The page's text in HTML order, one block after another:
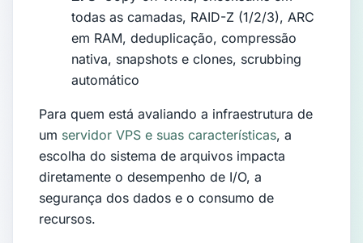
todas as camadas, RAID-Z (1/2/3), ARC
em RAM, deduplicação, compressão
nativa, snapshots e clones, scrubbing
automático
Para quem está avaliando a infraestrutura de
um servidor VPS e suas características, a
escolha do sistema de arquivos impacta
diretamente o desempenho de I/O, a
segurança dos dados e o consumo de
recursos.